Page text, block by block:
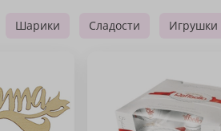
Шарики Сладости Игрушки